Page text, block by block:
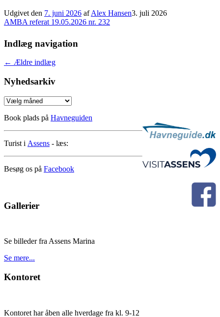
Udgivet den 7. juni 2026 afAlex Hansen3. juli 2026
AMBA referat 19.05.2026 nr. 232
Indlæg navigation
← Ældre indlæg
Nyhedsarkiv
Nyhedsarkiv
Book plads på Havneguiden
Turist i Assens - læs:
Besøg os på Facebook
Gallerier
Se billeder fra Assens Marina
Se mere...
Kontoret
Kontoret har åben alle hverdage fra kl. 9-12